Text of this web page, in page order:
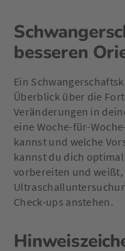
besseren
Ein
Überblick über die
Veränderungen in
eine Woche-für-
kannst und welche
kannst du dich
vorbereiten und
Check-ups anstehen.